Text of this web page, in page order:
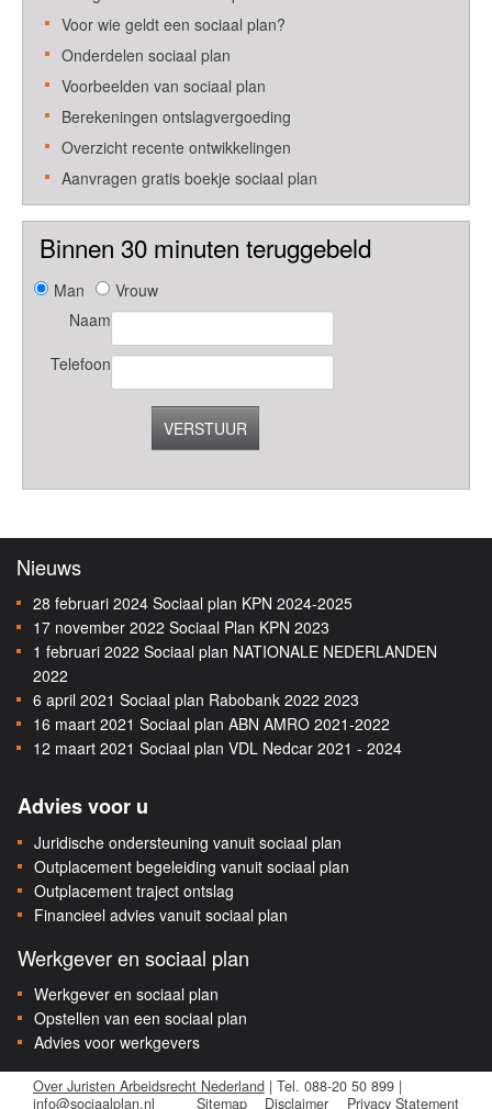
Voor wie geldt een sociaal plan?
Onderdelen sociaal plan
Voorbeelden van sociaal plan
Berekeningen ontslagvergoeding
Overzicht recente ontwikkelingen
Aanvragen gratis boekje sociaal plan
Binnen 30 minuten teruggebeld
Man
Vrouw
Naam
Telefoon
VERSTUUR
Nieuws
28 februari 2024 Sociaal plan KPN 2024-2025
17 november 2022 Sociaal Plan KPN 2023
1 februari 2022 Sociaal plan NATIONALE NEDERLANDEN
2022
6 april 2021 Sociaal plan Rabobank 2022 2023
16 maart 2021 Sociaal plan ABN AMRO 2021-2022
12 maart 2021 Sociaal plan VDL Nedcar 2021 - 2024
Advies voor u
Juridische ondersteuning vanuit sociaal plan
Outplacement begeleiding vanuit sociaal plan
Outplacement traject ontslag
Financieel advies vanuit sociaal plan
Werkgever en sociaal plan
Werkgever en sociaal plan
Opstellen van een sociaal plan
Advies voor werkgevers
Over Juristen Arbeidsrecht Nederland | Tel. 088-20 50 899 |
info@sociaalplan.nl
Sitemap Disclaimer Privacy Statement